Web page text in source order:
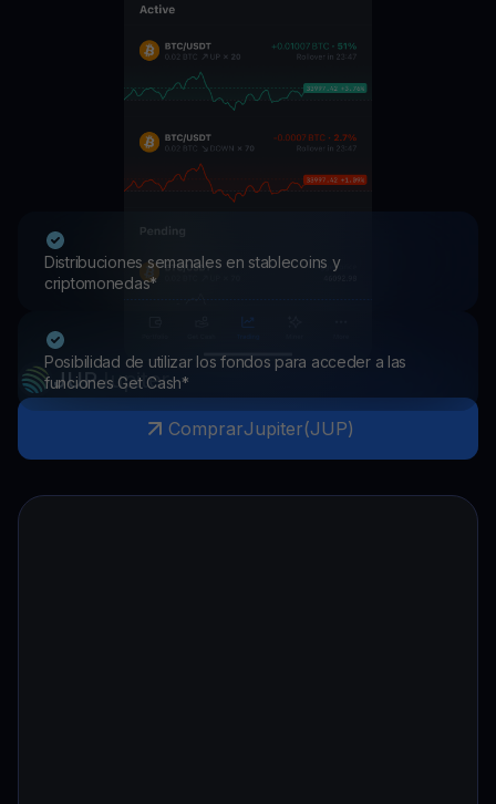
Distribuciones semanales en stablecoins y
criptomonedas*
Posibilidad de utilizar los fondos para acceder a las
funciones Get Cash*
JUPJupiter
ComprarJupiter(JUP)